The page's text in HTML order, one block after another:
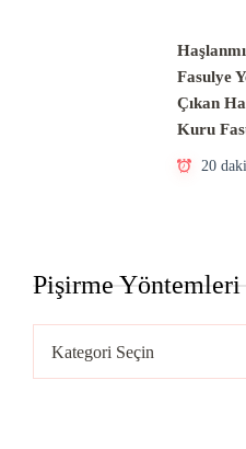
Fasulye
Çıkan
Kuru
20
Pişirme Yöntemleri
Yöntemleri